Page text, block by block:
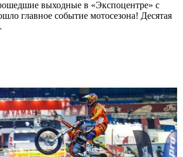
выходные в «Экспоцентре» с
главное событие мотосезона! Десятая